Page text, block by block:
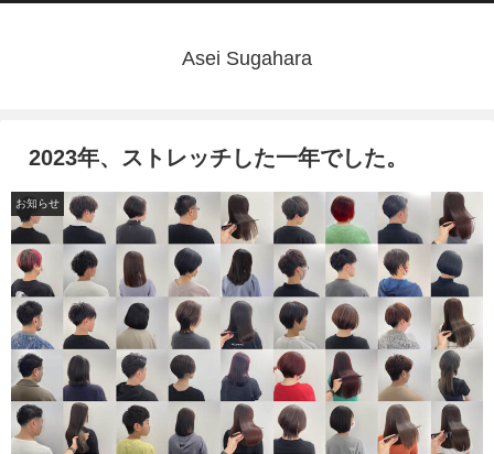
Asei Sugahara
2023年、ストレッチした一年でした。
お知らせ